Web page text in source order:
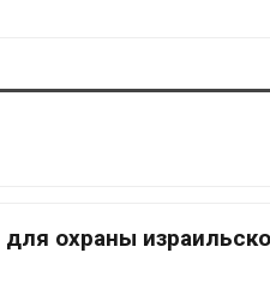
охраны
Панамский